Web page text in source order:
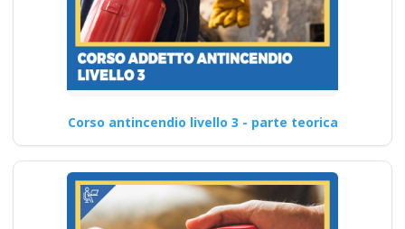
Corso antincendio livello 3 - parte teorica